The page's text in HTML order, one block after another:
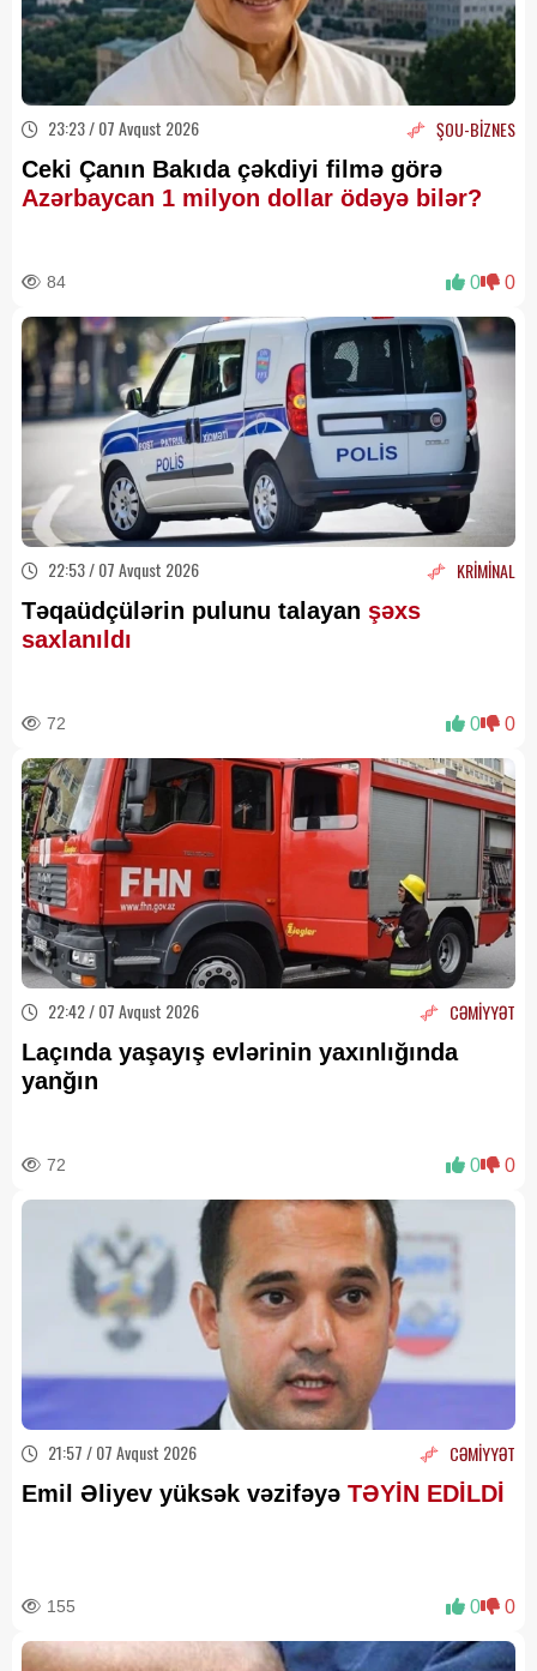
23:23 / 07 Avqust 2026 ŞOU-BİZNES
Ceki Çanın Bakıda çəkdiyi filmə görə
Azərbaycan 1 milyon dollar ödəyə bilər?
84 0 0
22:53 / 07 Avqust 2026 KRİMİNAL
Təqaüdçülərin pulunu talayan şəxs
saxlanıldı
72 0 0
22:42 / 07 Avqust 2026 CƏMİYYƏT
Laçında yaşayış evlərinin yaxınlığında
yanğın
72 0 0
21:57 / 07 Avqust 2026 CƏMİYYƏT
Emil Əliyev yüksək vəzifəyə TƏYİN EDİLDİ
155 0 0